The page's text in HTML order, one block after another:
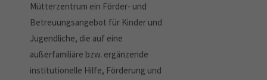
Mütterzentrum ein Förder- und
Betreuungsangebot für Kinder und
Jugendliche, die auf eine
außerfamiliäre bzw. ergänzende
institutionelle Hilfe, Förderung und